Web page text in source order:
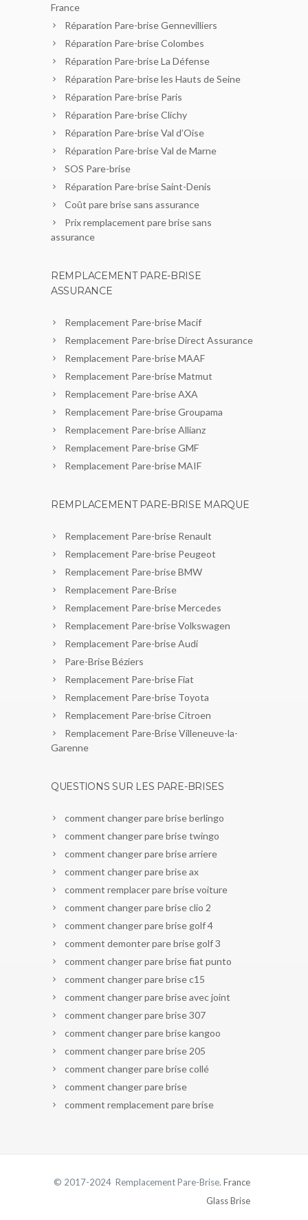
France
Réparation Pare-brise Gennevilliers
Réparation Pare-brise Colombes
Réparation Pare-brise La Défense
Réparation Pare-brise les Hauts de Seine
Réparation Pare-brise Paris
Réparation Pare-brise Clichy
Réparation Pare-brise Val d’Oise
Réparation Pare-brise Val de Marne
SOS Pare-brise
Réparation Pare-brise Saint-Denis
Coût pare brise sans assurance
Prix remplacement pare brise sans
assurance
REMPLACEMENT PARE-BRISE
ASSURANCE
Remplacement Pare-brise Macif
Remplacement Pare-brise Direct Assurance
Remplacement Pare-brise MAAF
Remplacement Pare-brise Matmut
Remplacement Pare-brise AXA
Remplacement Pare-brise Groupama
Remplacement Pare-brise Allianz
Remplacement Pare-brise GMF
Remplacement Pare-brise MAIF
REMPLACEMENT PARE-BRISE MARQUE
Remplacement Pare-brise Renault
Remplacement Pare-brise Peugeot
Remplacement Pare-brise BMW
Remplacement Pare-Brise
Remplacement Pare-brise Mercedes
Remplacement Pare-brise Volkswagen
Remplacement Pare-brise Audi
Pare-Brise Béziers
Remplacement Pare-brise Fiat
Remplacement Pare-brise Toyota
Remplacement Pare-brise Citroen
Remplacement Pare-Brise Villeneuve-la-
Garenne
QUESTIONS SUR LES PARE-BRISES
comment changer pare brise berlingo
comment changer pare brise twingo
comment changer pare brise arriere
comment changer pare brise ax
comment remplacer pare brise voiture
comment changer pare brise clio 2
comment changer pare brise golf 4
comment demonter pare brise golf 3
comment changer pare brise fiat punto
comment changer pare brise c15
comment changer pare brise avec joint
comment changer pare brise 307
comment changer pare brise kangoo
comment changer pare brise 205
comment changer pare brise collé
comment changer pare brise
comment remplacement pare brise
© 2017-2024 Remplacement Pare-Brise. France
Glass Brise